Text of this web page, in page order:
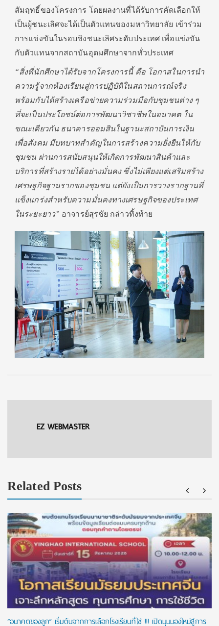
สัมฤทธิ์ของโครงการ โดยผลงานที่ได้รับการคัดเลือกให้
เป็นผู้ชนะเลิศจะได้เป็นตัวแทนของมหาวิทยาลัย เข้าร่วม
การแข่งขันในรอบชิงชนะเลิศระดับประเทศ เพื่อแข่งขัน
กับตัวแทนจากสถาบันอุดมศึกษาจากทั่วประเทศ
“สิ่งที่นักศึกษาได้รับจากโครงการนี้ คือ โอกาสในการนำ
ความรู้จากห้องเรียนสู่การปฏิบัติในสถานการณ์จริง
พร้อมกับได้สร้างเครือข่ายความร่วมมือกับชุมชนต่าง ๆ
ที่จะเป็นประโยชน์ต่อการพัฒนาวิชาชีพในอนาคต ใน
ขณะเดียวกัน ธนาคารออมสินในฐานะสถาบันการเงิน
เพื่อสังคม มีบทบาทสำคัญในการสร้างความยั่งยืนให้กับ
ชุมชน ผ่านการสนับสนุนให้เกิดการพัฒนาสินค้าและ
บริการที่สร้างรายได้อย่างมั่นคง ซึ่งไม่เพียงแต่เสริมสร้าง
เศรษฐกิจฐานรากของชุมชน แต่ยังเป็นการวางรากฐานที่
แข็งแกร่งสำหรับความมั่นคงทางเศรษฐกิจของประเทศ
ในระยะยาว” อาจารย์สุรชัย กล่าวทิ้งท้าย
EZ WEBMASTER
Related Posts
“อนาคตของลูก” เริ่มต้นจากการเลือกโรงเรียนที่ใช่ !!! เปิดมุมมองใหม่สู่การ